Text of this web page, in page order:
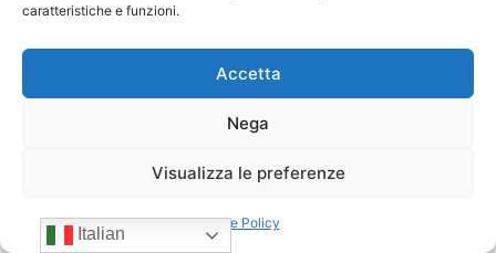
caratteristiche e funzioni.
Accetta
Nega
Visualizza le preferenze
Cookie Policy
Italian